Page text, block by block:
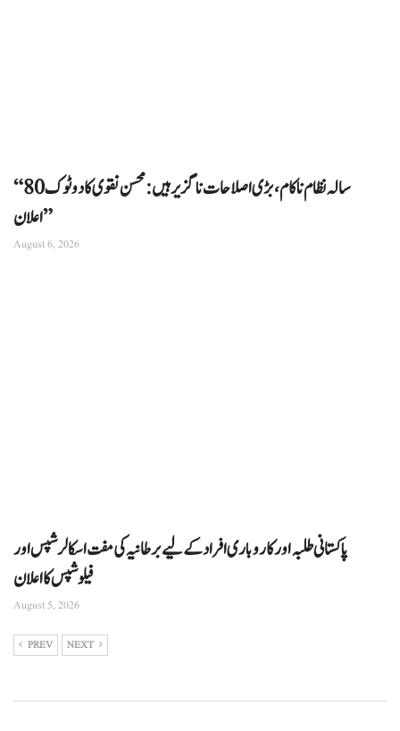
“80 سالہ نظام ناکام، بڑی اصلاحات ناگزیر ہیں: محسن نقوی کا دوٹوک
اعلان”
August 6, 2026
پاکستانی طلبہ اور کاروباری افراد کے لیے برطانیہ کی مفت اسکالرشپس اور
فیلوشپس کا اعلان
August 5, 2026
PREV NEXT